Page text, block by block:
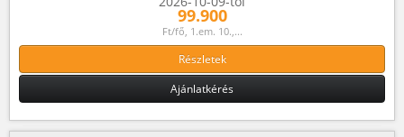
99.900
Ft/fő, 1.em. 10.,...
Részletek
Ajánlatkérés